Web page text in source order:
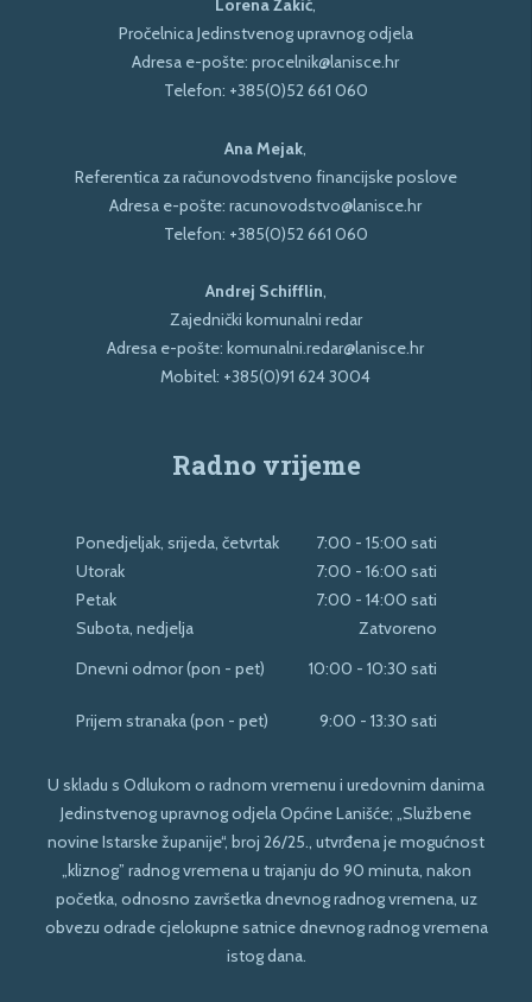
Pročelnica Jedinstvenog upravnog odjela
Adresa e-pošte: procelnik@lanisce.hr
Telefon: +385(0)52 661 060
Ana Mejak,
Referentica za računovodstveno financijske poslove
Adresa e-pošte: racunovodstvo@lanisce.hr
Telefon: +385(0)52 661 060
Andrej Schifflin,
Zajednički komunalni redar
Adresa e-pošte: komunalni.redar@lanisce.hr
Mobitel: +385(0)91 624 3004
Radno vrijeme
Ponedjeljak, srijeda, četvrtak
7:00 - 15:00 sati
Utorak
7:00 - 16:00 sati
Petak
7:00 - 14:00 sati
Subota, nedjelja
Zatvoreno
Dnevni odmor (pon - pet)
10:00 - 10:30 sati
Prijem stranaka (pon - pet) 9:00 - 13:30 sati
U skladu s Odlukom o radnom vremenu i uredovnim danima
Jedinstvenog upravnog odjela Općine Lanišće; „Službene
novine Istarske županije“, broj 26/25., utvrđena je mogućnost
„kliznog” radnog vremena u trajanju do 90 minuta, nakon
početka, odnosno završetka dnevnog radnog vremena, uz
obvezu odrade cjelokupne satnice dnevnog radnog vremena
istog dana.